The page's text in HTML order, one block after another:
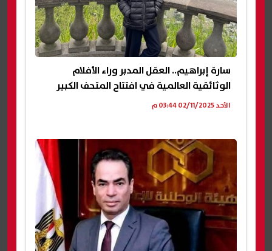
سارة إبراهيم.. العقل المدبر وراء الأفلام
الوثائقية العالمية في افتتاح المتحف الكبير
الأحد 02/11/2025 03:44 م